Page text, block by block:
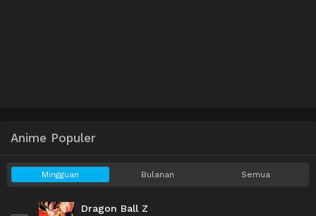
Anime Populer
Mingguan Bulanan Semua
Dragon Ball Z